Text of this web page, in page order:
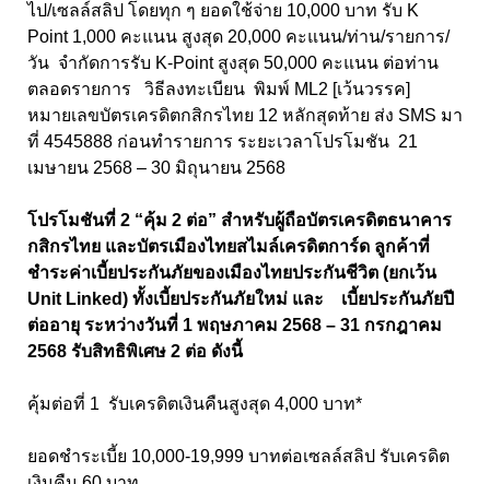
ไป/เซลล์สลิป โดยทุก ๆ ยอดใช้จ่าย 10,000 บาท รับ K
Point 1,000 คะแนน สูงสุด 20,000 คะแนน/ท่าน/รายการ/
วัน จำกัดการรับ K-Point สูงสุด 50,000 คะแนน ต่อท่าน
ตลอดรายการ วิธีลงทะเบียน พิมพ์ ML2 [เว้นวรรค]
หมายเลขบัตรเครดิตกสิกรไทย 12 หลักสุดท้าย ส่ง SMS มา
ที่ 4545888 ก่อนทำรายการ ระยะเวลาโปรโมชัน 21
เมษายน 2568 – 30 มิถุนายน 2568
โปรโมชันที่ 2 “คุ้ม 2 ต่อ” สำหรับผู้ถือบัตรเครดิตธนาคาร
กสิกรไทย และบัตรเมืองไทยสไมล์เครดิตการ์ด ลูกค้าที่
ชำระค่าเบี้ยประกันภัยของเมืองไทยประกันชีวิต (ยกเว้น
Unit Linked) ทั้งเบี้ยประกันภัยใหม่ และ เบี้ยประกันภัยปี
ต่ออายุ ระหว่างวันที่ 1 พฤษภาคม 2568 – 31 กรกฎาคม
2568 รับสิทธิพิเศษ 2 ต่อ ดังนี้
คุ้มต่อที่ 1 รับเครดิตเงินคืนสูงสุด 4,000 บาท*
ยอดชำระเบี้ย 10,000-19,999 บาทต่อเซลล์สลิป รับเครดิต